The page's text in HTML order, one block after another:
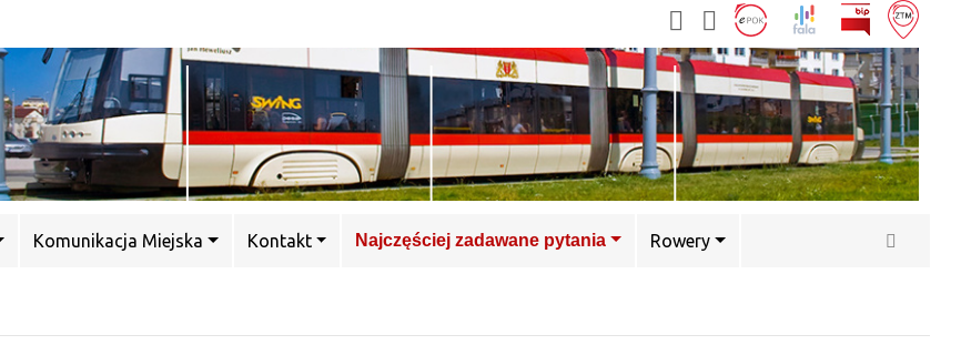
Komunikacja Miejska Kontakt Najczęściej zadawane pytania Rowery